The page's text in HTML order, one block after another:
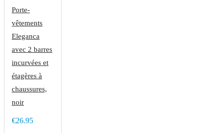
Porte-
vêtements
Eleganca
avec 2 barres
incurvées et
étagères à
chaussures,
noir
€26.95